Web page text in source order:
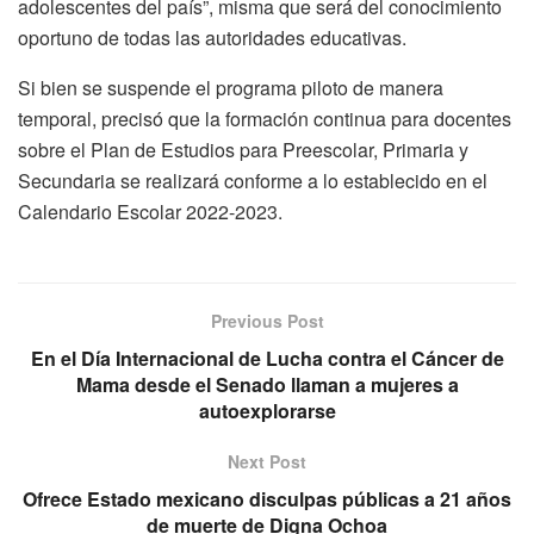
adolescentes del país”, misma que será del conocimiento
oportuno de todas las autoridades educativas.
Si bien se suspende el programa piloto de manera
temporal, precisó que la formación continua para docentes
sobre el Plan de Estudios para Preescolar, Primaria y
Secundaria se realizará conforme a lo establecido en el
Calendario Escolar 2022-2023.
Previous Post
En el Día Internacional de Lucha contra el Cáncer de
Mama desde el Senado llaman a mujeres a
autoexplorarse
Next Post
Ofrece Estado mexicano disculpas públicas a 21 años
de muerte de Digna Ochoa